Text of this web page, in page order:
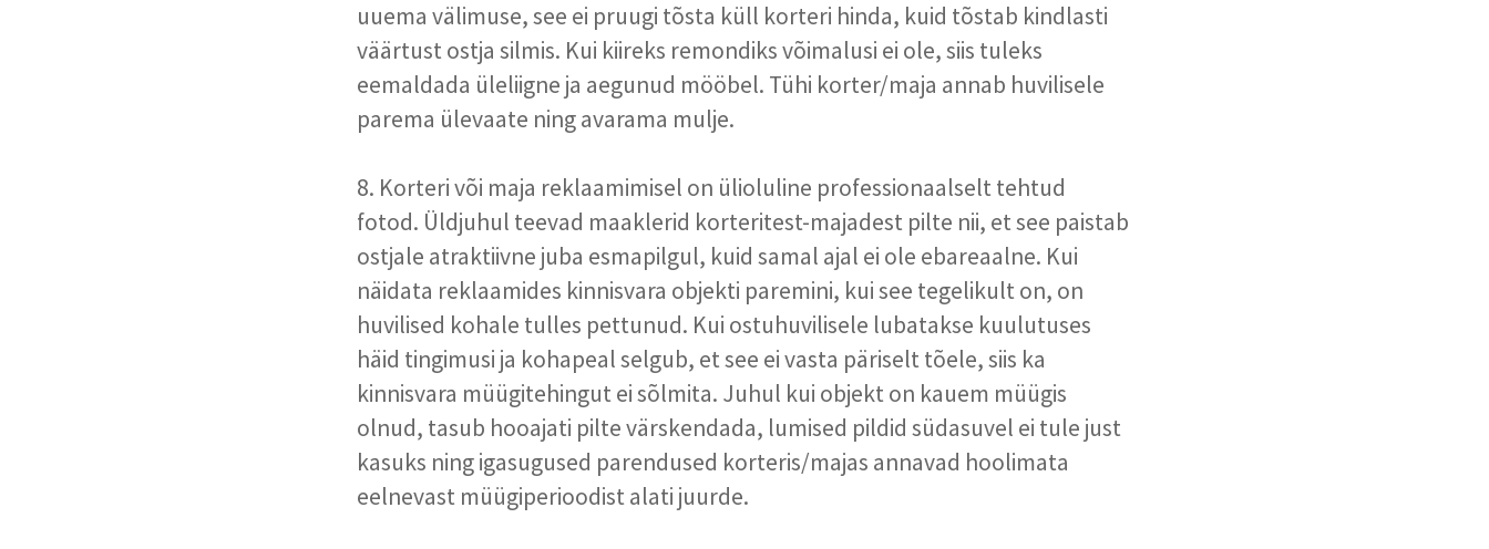
uuema välimuse, see ei pruugi tõsta küll korteri hinda, kuid tõstab kindlasti
väärtust ostja silmis. Kui kiireks remondiks võimalusi ei ole, siis tuleks
eemaldada üleliigne ja aegunud mööbel. Tühi korter/maja annab huvilisele
parema ülevaate ning avarama mulje.
8. Korteri või maja reklaamimisel on ülioluline professionaalselt tehtud
fotod. Üldjuhul teevad maaklerid korteritest-majadest pilte nii, et see paistab
ostjale atraktiivne juba esmapilgul, kuid samal ajal ei ole ebareaalne. Kui
näidata reklaamides kinnisvara objekti paremini, kui see tegelikult on, on
huvilised kohale tulles pettunud. Kui ostuhuvilisele lubatakse kuulutuses
häid tingimusi ja kohapeal selgub, et see ei vasta päriselt tõele, siis ka
kinnisvara müügitehingut ei sõlmita. Juhul kui objekt on kauem müügis
olnud, tasub hooajati pilte värskendada, lumised pildid südasuvel ei tule just
kasuks ning igasugused parendused korteris/majas annavad hoolimata
eelnevast müügiperioodist alati juurde.